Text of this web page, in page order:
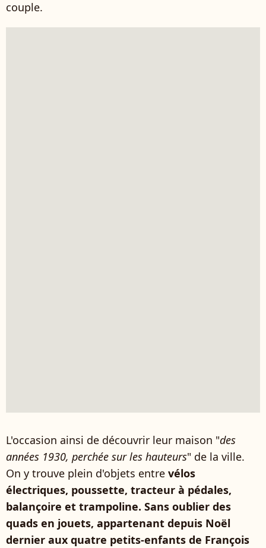
couple.
L'occasion ainsi de découvrir leur maison "des
années 1930, perchée sur les hauteurs" de la ville.
On y trouve plein d'objets entre vélos
électriques, poussette, tracteur à pédales,
balançoire et trampoline. Sans oublier des
quads en jouets, appartenant depuis Noël
dernier aux quatre petits-enfants de François